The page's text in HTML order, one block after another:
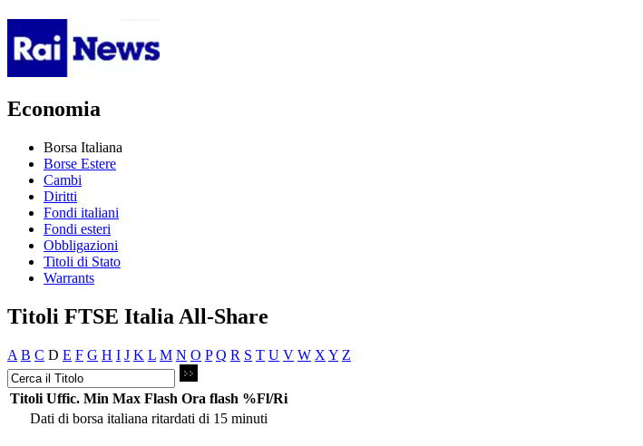
Economia
Borsa Italiana
Borse Estere
Cambi
Diritti
Fondi italiani
Fondi esteri
Obbligazioni
Titoli di Stato
Warrants
Titoli FTSE Italia All-Share
A B C D E F G H I J K L M N O P Q R S T U V W X Y Z
Titoli Uffic. Min Max Flash Ora flash %Fl/Ri
Dati di borsa italiana ritardati di 15 minuti